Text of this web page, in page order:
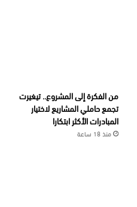
من الفكرة إلى المشروع.. تيغيرت
تجمع حاملي المشاريع لاختيار
المبادرات الأكثر ابتكارا
منذ 18 ساعة